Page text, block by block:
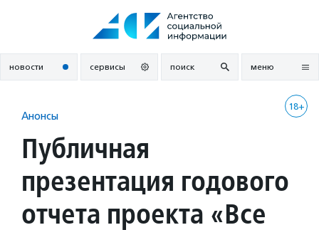
новости сервисы поиск меню
18+
Анонсы
Публичная
презентация годового
отчета проекта «Все